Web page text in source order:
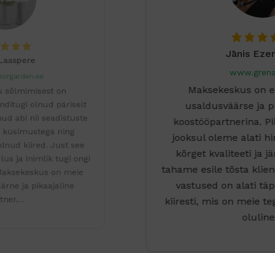
Maksekeskus on end tõestanud
usaldusväärse ja professionaalse
koostööpartnerina. Pikaajalise koostöö
jooksul oleme alati hinnanud teenuste
kõrget kvaliteeti ja järjepidevust. Eriti
tahame esile tõsta klienditoe meeskonda –
vastused on alati täpsed ja saabuvad
kiiresti, mis on meie tegevustes äärmiselt